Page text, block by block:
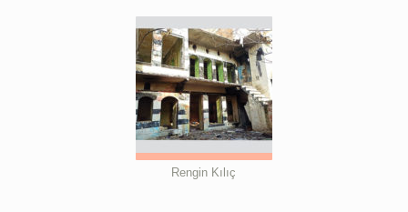
Rengin Kılıç